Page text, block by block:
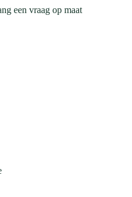
een vraag op maat